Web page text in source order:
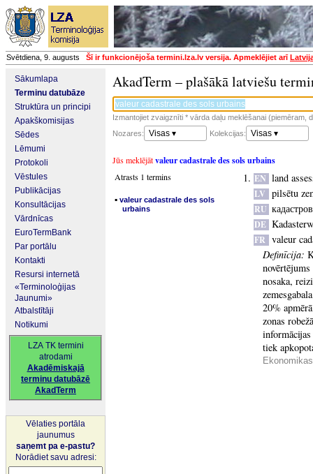
Svētdiena, 9. augusts Šī ir funkcionējoša termini.lza.lv versija. Apmeklējiet arī
Sākumlapa
Terminu datubāze
Struktūra un principi
Apakškomisijas
Sēdes
Lēmumi
Protokoli
Vēstules
Publikācijas
Konsultācijas
Vārdnīcas
EuroTermBank
Par portālu
Kontakti
Resursi internetā
«Terminoloģijas
Jaunumi»
Atbalstītāji
Notikumi
LZA TK termini
atrodami
Akadēmiskajā
terminu datubāzē
AkadTerm
Vēlaties portāla
jaunumus
saņemt pa e-pastu?
Norādiet savu adresi:
AkadTerm – plašākā latviešu
Izmantojiet zvaigznīti * vārda daļu meklēšanai (piemēram,
Nozares:
Visas ▾ Kolekcijas: Visas ▾
Jūs meklējātvaleur cadastrale des sols urbains
Atrasts 1 termins
▪ valeur cadastrale des sols
urbains
EN land
LV pilsētu
RU
DE
FR valeur
Definīcija:
nosaka,
20%
zonas
tiek